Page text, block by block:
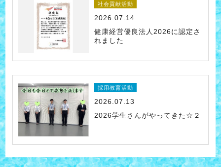
社会貢献活動
2026.07.14
健康経営優良法人2026に認定さ
れました
採用教育活動
2026.07.13
2026学生さんがやってきた☆２